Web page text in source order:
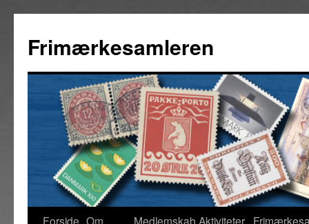
indhold
Frimærkesamleren
Forside Om
Medlemskab Aktiviteter